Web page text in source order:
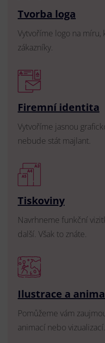
Tvorba loga
Vytvoříme logo na míru,
zákazníky.
Firemní identita
Vytvoříme jasnou
nebude stát majlant.
Tiskoviny
Navrhneme funkční
další. Však to znáte.
Ilustrace a
Pomůžeme vám
animací nebo vizualizací.